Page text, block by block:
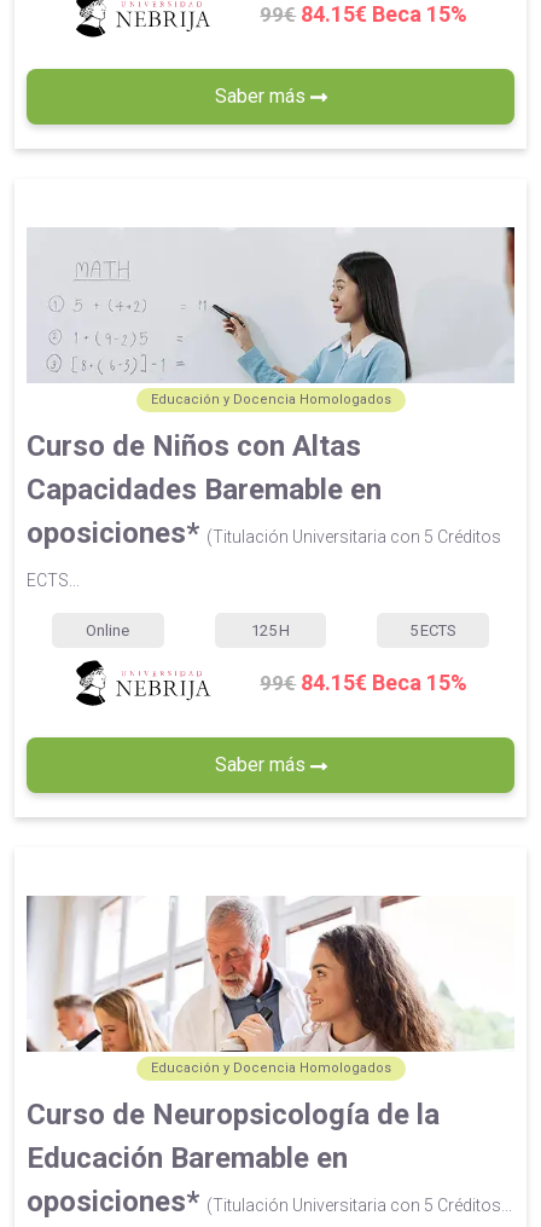
99€ 84.15€ Beca 15%
Saber más
Educación y Docencia Homologados
Curso de Niños con Altas
Capacidades Baremable en
oposiciones* (Titulación Universitaria con 5 Créditos
ECTS...
Online 125 H 5 ECTS
99€ 84.15€ Beca 15%
Saber más
Educación y Docencia Homologados
Curso de Neuropsicología de la
Educación Baremable en
oposiciones* (Titulación Universitaria con 5 Créditos...